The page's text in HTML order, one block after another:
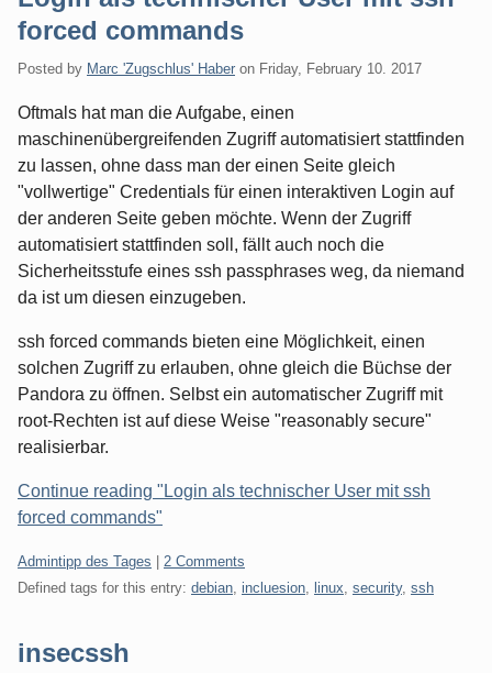
forced commands
Posted by Marc 'Zugschlus' Haber on Friday, February 10. 2017
Oftmals hat man die Aufgabe, einen
maschinenübergreifenden Zugriff automatisiert stattfinden
zu lassen, ohne dass man der einen Seite gleich
"vollwertige" Credentials für einen interaktiven Login auf
der anderen Seite geben möchte. Wenn der Zugriff
automatisiert stattfinden soll, fällt auch noch die
Sicherheitsstufe eines ssh passphrases weg, da niemand
da ist um diesen einzugeben.
ssh forced commands bieten eine Möglichkeit, einen
solchen Zugriff zu erlauben, ohne gleich die Büchse der
Pandora zu öffnen. Selbst ein automatischer Zugriff mit
root-Rechten ist auf diese Weise "reasonably secure"
realisierbar.
Continue reading "Login als technischer User mit ssh
forced commands"
Categories:
Admintipp des Tages
2 Comments
Defined tags for this entry: debian incluesion linux security, ssh
insecssh